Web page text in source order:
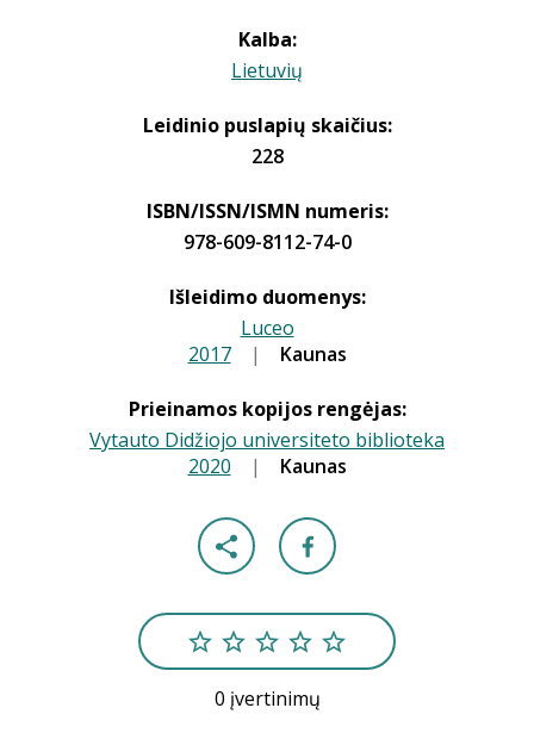
Kalba:
Lietuvių
Leidinio puslapių skaičius:
228
ISBN/ISSN/ISMN numeris:
978-609-8112-74-0
Išleidimo duomenys:
Luceo
2017 | Kaunas
Prieinamos kopijos rengėjas:
Vytauto Didžiojo universiteto biblioteka
2020 | Kaunas
0 įvertinimų